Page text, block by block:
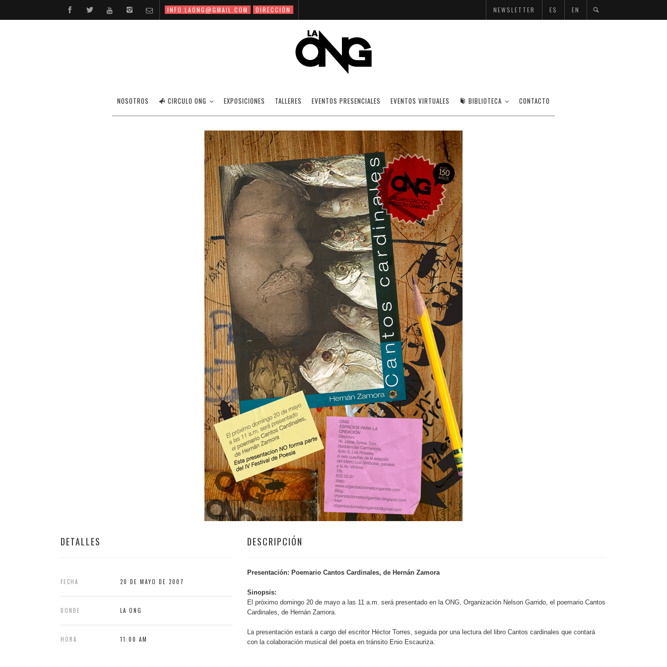
INFO.LAONG@GMAIL.COM DIRECCIÓN NEWSLETTER ES EN
NOSOTROS CIRCULO ONG EXPOSICIONES TALLERES EVENTOS PRESENCIALES EVENTOS VIRTUALES BIBLIOTECA CONTACTO
PRESENTACIÓN: POEMARIO CANTOS CARDINALES, DE HERNÁN ZAMORA
DETALLES
FECHA 20 DE MAYO DE 2007
DONDE LA ONG
HORA 11:00 AM
DESCRIPCIÓN
Presentación: Poemario Cantos Cardinales, de Hernán Zamora
Sinopsis:
El próximo domingo 20 de mayo a las 11 a.m. será presentado en la ONG, Organización Nelson Garrido, el poemario Cantos
Cardinales, de Hernán Zamora.
La presentación estará a cargo del escritor Héctor Torres, seguida por una lectura del libro Cantos cardinales que contará
con la colaboración musical del poeta en tránsito Enio Escauriza.